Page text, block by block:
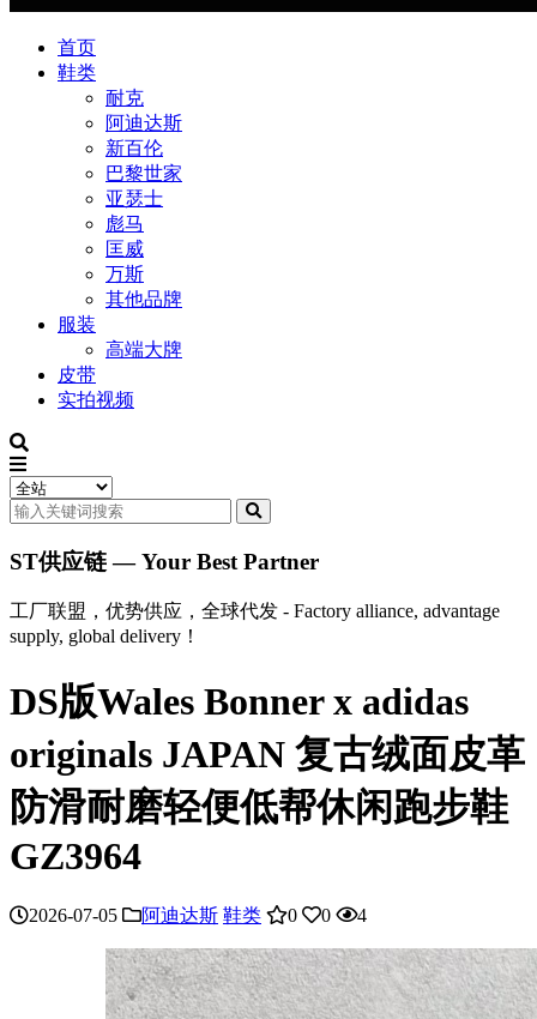
首页
鞋类
耐克
阿迪达斯
新百伦
巴黎世家
亚瑟士
彪马
匡威
万斯
其他品牌
服装
高端大牌
皮带
实拍视频
ST供应链 — Your Best Partner
工厂联盟，优势供应，全球代发 - Factory alliance, advantage
supply, global delivery！
DS版Wales Bonner x adidas
originals JAPAN 复古绒面皮革
防滑耐磨轻便低帮休闲跑步鞋
GZ3964
2026-07-05 阿迪达斯 鞋类 0 0 4